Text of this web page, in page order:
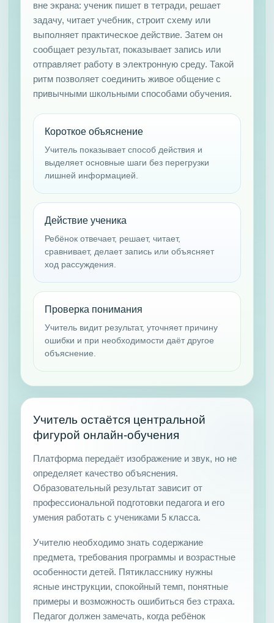
вне экрана: ученик пишет в тетради, решает
задачу, читает учебник, строит схему или
выполняет практическое действие. Затем он
сообщает результат, показывает запись или
отправляет работу в электронную среду. Такой
ритм позволяет соединить живое общение с
привычными школьными способами обучения.
Короткое объяснение
Учитель показывает способ действия и
выделяет основные шаги без перегрузки
лишней информацией.
Действие ученика
Ребёнок отвечает, решает, читает,
сравнивает, делает запись или объясняет
ход рассуждения.
Проверка понимания
Учитель видит результат, уточняет причину
ошибки и при необходимости даёт другое
объяснение.
Учитель остаётся центральной
фигурой онлайн-обучения
Платформа передаёт изображение и звук, но не
определяет качество объяснения.
Образовательный результат зависит от
профессиональной подготовки педагога и его
умения работать с учениками 5 класса.
Учителю необходимо знать содержание
предмета, требования программы и возрастные
особенности детей. Пятикласснику нужны
ясные инструкции, спокойный темп, понятные
примеры и возможность ошибиться без страха.
Педагог должен замечать, когда ребёнок